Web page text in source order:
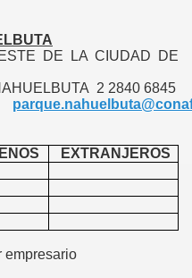
DE LA CIUDAD DE
2 2840 6845
EXTRANJEROS
empresario